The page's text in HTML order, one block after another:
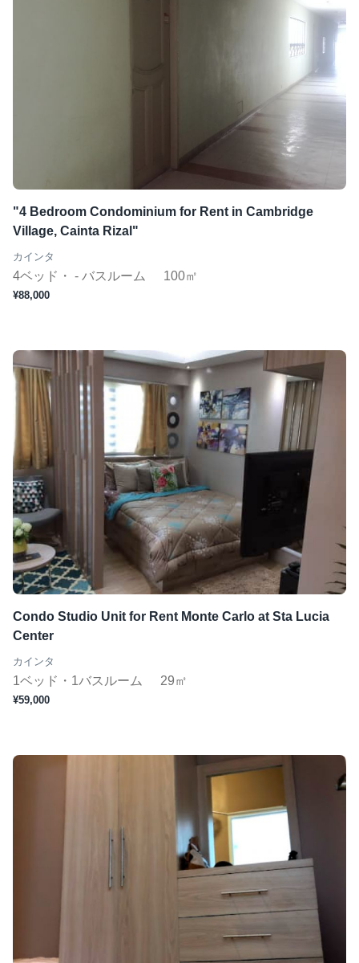
"4 Bedroom Condominium for Rent in Cambridge
Village, Cainta Rizal"
カインタ
4ベッド・ - バスルーム 100㎡
¥88,000
Condo Studio Unit for Rent Monte Carlo at Sta Lucia
Center
カインタ
1ベッド・1バスルーム 29㎡
¥59,000